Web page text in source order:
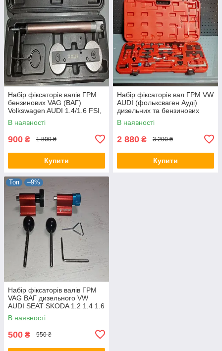
Набір фіксаторів валів ГРМ
бензинових VAG (ВАГ)
Volkswagen AUDI 1.4/1.6 FSI,
TSI і TFSI S-XTVW SATRA
В наявності
900 ₴ 1 800 ₴
Купити
Набір фіксаторів вал ГРМ VW
AUDI (фольксваген Ауді)
дизельних та бензинових
двигунів 30 об'єктів (ФР-2016)
В наявності
2 880 ₴ 3 200 ₴
Купити
Топ –9%
Набір фіксаторів валів ГРМ
VAG ВАГ дизельного VW
AUDI SEAT SKODA 1.2 1.4 1.6
1.9 2.0 TDi Common-Rail F-
906G4
В наявності
500 ₴ 550 ₴